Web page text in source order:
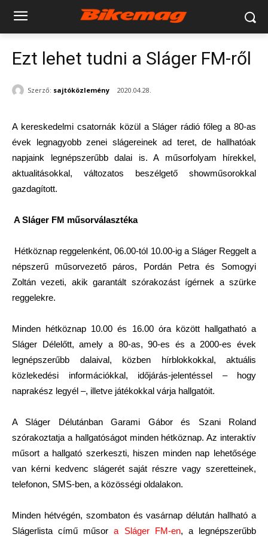
Ezt lehet tudni a Sláger FM-ről
Szerző: sajtóközlemény 2020.04.28.
A kereskedelmi csatornák közül a Sláger rádió főleg a 80-as
évek legnagyobb zenei slágereinek ad teret, de hallhatóak
napjaink legnépszerűbb dalai is. A műsorfolyam hírekkel,
aktualitásokkal, változatos beszélgető showműsorokkal
gazdagított.
A Sláger FM műsorválasztéka
Hétköznap reggelenként, 06.00-tól 10.00-ig a Sláger Reggelt a
népszerű műsorvezető páros, Pordán Petra és Somogyi
Zoltán vezeti, akik garantált szórakozást ígérnek a szürke
reggelekre.
Minden hétköznap 10.00 és 16.00 óra között hallgatható a
Sláger Délelőtt, amely a 80-as, 90-es és a 2000-es évek
legnépszerűbb dalaival, közben hírblokkokkal, aktuális
közlekedési információkkal, időjárás-jelentéssel – hogy
naprakész legyél –, illetve játékokkal várja hallgatóit.
A Sláger Délutánban Garami Gábor és Szani Roland
szórakoztatja a hallgatóságot minden hétköznap. Az interaktív
műsort a hallgató szerkeszti, hiszen minden nap lehetősége
van kérni kedvenc slágerét saját részre vagy szeretteinek,
telefonon, SMS-ben, a közösségi oldalakon.
Minden hétvégén, szombaton és vasárnap délután hallható a
Slágerlista című műsor a Sláger FM-en, a legnépszerűbb